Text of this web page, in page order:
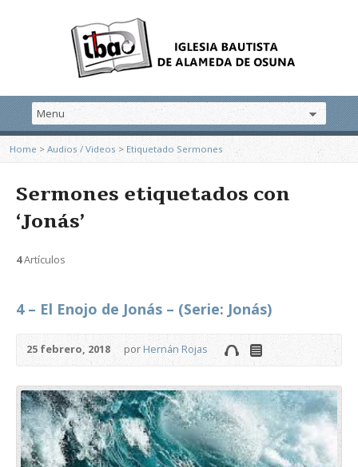
Home > Audios / Videos >Etiquetado Sermones
Sermones etiquetados con
‘Jonás’
4Artículos
4 – El Enojo de Jonás – (Serie: Jonás)
25 febrero, 2018 porHernán Rojas